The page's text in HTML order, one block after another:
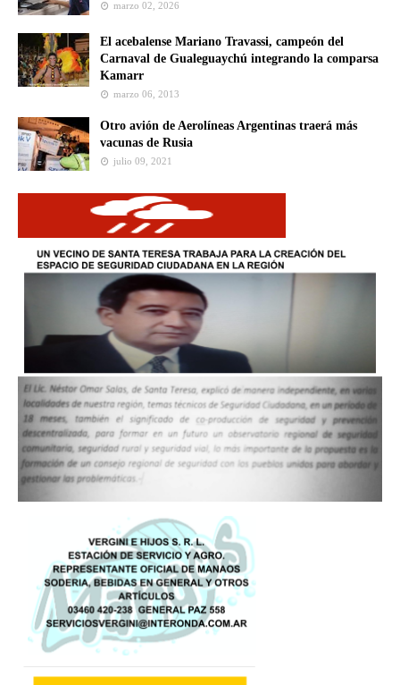
marzo 02, 2026
El acebalense Mariano Travassi, campeón del
Carnaval de Gualeguaychú integrando la comparsa
Kamarr
marzo 06, 2013
Otro avión de Aerolíneas Argentinas traerá más
vacunas de Rusia
julio 09, 2021